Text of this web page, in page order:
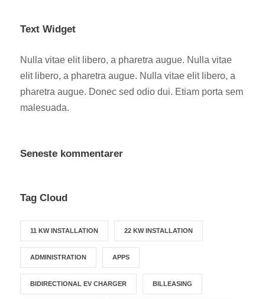
Text Widget
Nulla vitae elit libero, a pharetra augue. Nulla vitae
elit libero, a pharetra augue. Nulla vitae elit libero, a
pharetra augue. Donec sed odio dui. Etiam porta sem
malesuada.
Seneste kommentarer
Tag Cloud
11 KW INSTALLATION 22 KW INSTALLATION
ADMINISTRATION APPS
BIDIRECTIONAL EV CHARGER BILLEASING